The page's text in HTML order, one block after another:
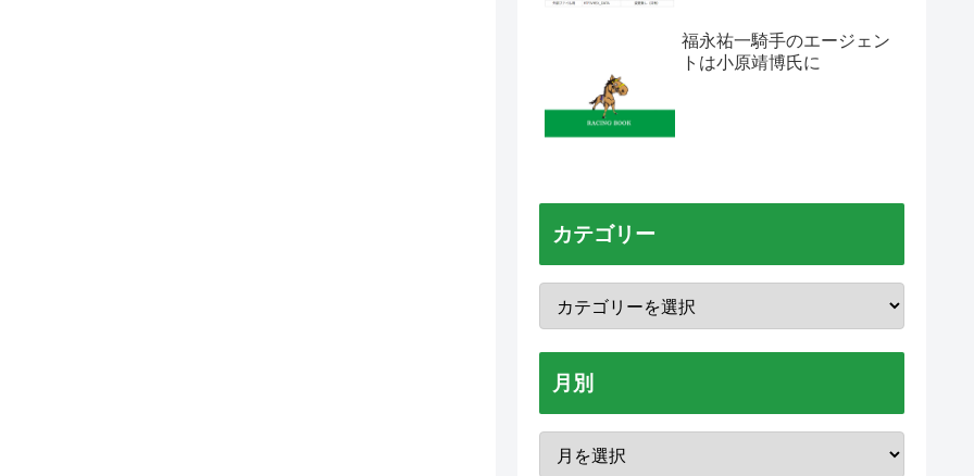
福永祐一騎手のエージェン
トは小原靖博氏に
カテゴリー
月別